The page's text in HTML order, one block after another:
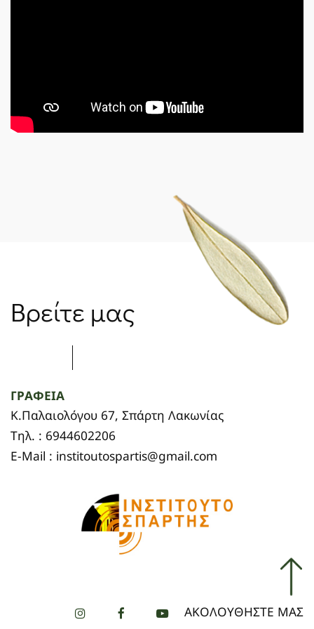
Βρείτε μας
ΓΡΑΦΕΙΑ
Κ.Παλαιολόγου 67, Σπάρτη Λακωνίας
Τηλ. : 6944602206
E-Mail : institoutospartis@gmail.com
ΑΚΟΛΟΥΘΗΣΤΕ ΜΑΣ